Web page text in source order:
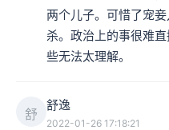
两个儿子。可惜了宠
杀。政治上的事很难
些无法太理解。
舒
舒逸
2022-01-26 17:18:21